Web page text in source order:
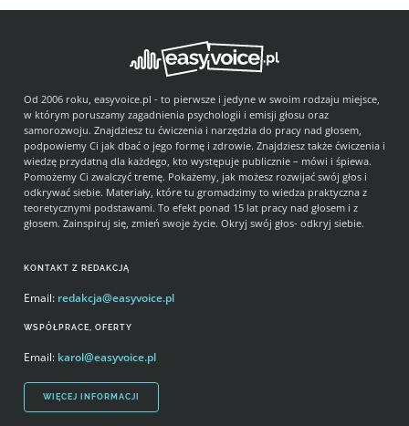
KONTAKT Z REDAKCJĄ
Email: redakcja@easyvoice.pl
WSPÓŁPRACE, OFERTY
Email: karol@easyvoice.pl
WIĘCEJ INFORMACJI
Od 2006 roku, easyvoice.pl - to pierwsze i jedyne w swoim rodzaju miejsce,
w którym poruszamy zagadnienia psychologii i emisji głosu oraz
samorozwoju. Znajdziesz tu ćwiczenia i narzędzia do pracy nad głosem,
podpowiemy Ci jak dbać o jego formę i zdrowie. Znajdziesz także ćwiczenia i
wiedzę przydatną dla każdego, kto występuje publicznie – mówi i śpiewa.
Pomożemy Ci zwalczyć tremę. Pokażemy, jak możesz rozwijać swój głos i
odkrywać siebie. Materiały, które tu gromadzimy to wiedza praktyczna z
teoretycznymi podstawami. To efekt ponad 15 lat pracy nad głosem i z
głosem. Zainspiruj się, zmień swoje życie. Okryj swój głos- odkryj siebie.